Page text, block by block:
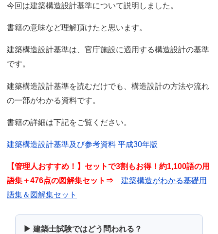
今回は建築構造設計基準について説明しました。
書籍の意味など理解頂けたと思います。
建築構造設計基準は、官庁施設に適用する構造設計の基準
です。
建築構造設計基準を読むだけでも、構造設計の方法や流れ
の一部がわかる資料です。
書籍の詳細は下記をご覧ください。
建築構造設計基準及び参考資料 平成30年版
【管理人おすすめ！】セットで3割もお得！約1,100語の用
語集＋476点の図解集セット⇒ 建築構造がわかる基礎用
語集＆図解集セット
▶ 建築士試験ではどう問われる？